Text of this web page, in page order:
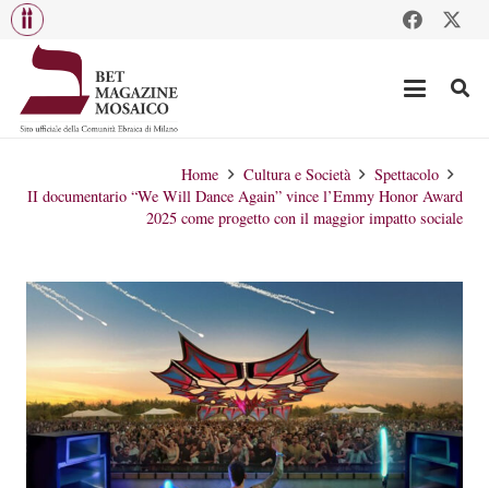
Home Cultura e Società
Spettacolo
II documentario “We Will Dance Again” vince l’Emmy Honor Award
2025 come progetto con il maggior impatto sociale